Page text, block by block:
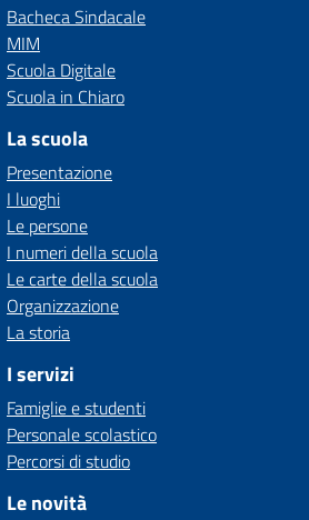
Bacheca Sindacale
MIM
Scuola Digitale
Scuola in Chiaro
La scuola
Presentazione
I luoghi
Le persone
I numeri della scuola
Le carte della scuola
Organizzazione
La storia
I servizi
Famiglie e studenti
Personale scolastico
Percorsi di studio
Le novità